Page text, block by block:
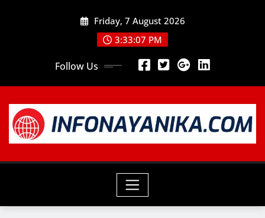
Friday, 7 August 2026
3:33:08 PM
Follow Us